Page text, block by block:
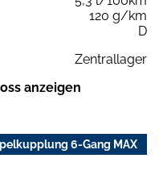
120 g/km
D
Zentrallager
anzeigen
6-Gang MAX